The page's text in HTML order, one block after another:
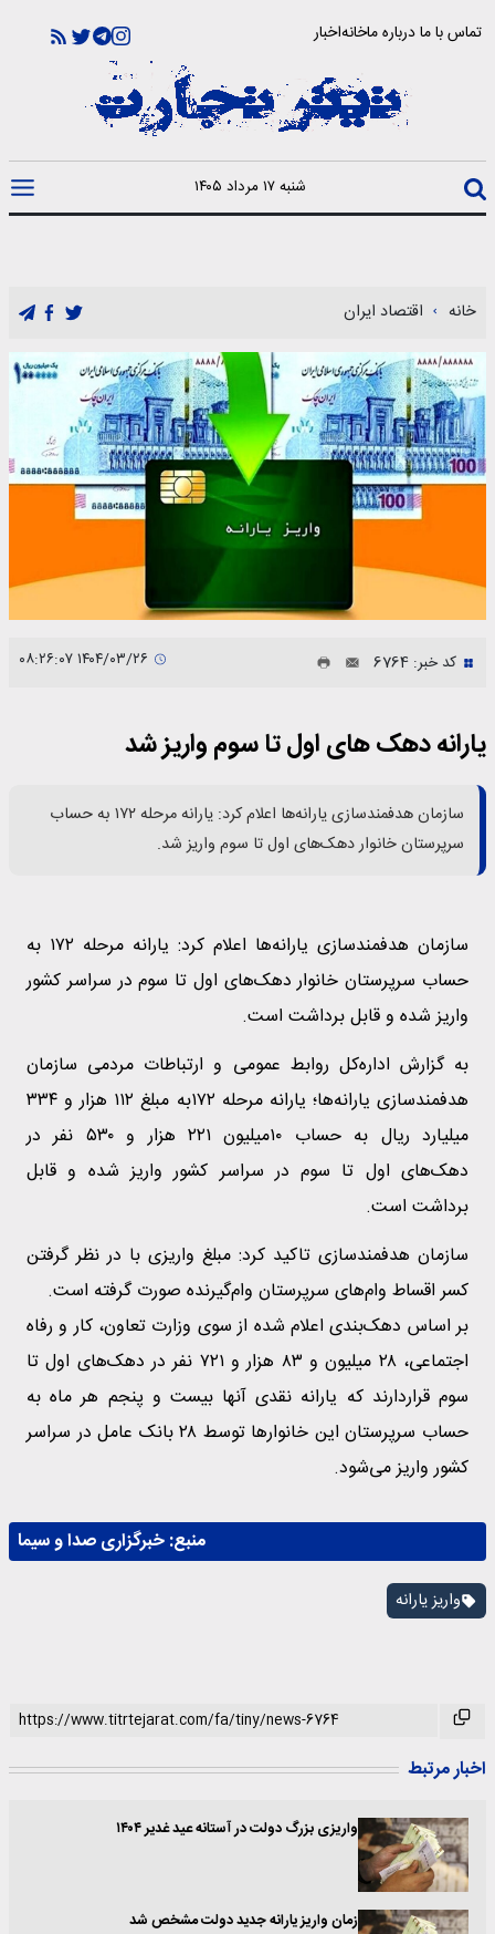
تماس با مادرباره ماخانهاخبار
شنبه ۱۷ مرداد ۱۴۰۵
خانه اقتصاد ایران
کد خبر: 6764
یارانه دهک های اول تا سوم واریز شد
سازمان هدفمندسازی یارانه‌ها اعلام کرد: یارانه مرحله ۱۷۲ به حساب
سرپرستان خانوار دهک‌های اول تا سوم واریز شد.
سازمان هدفمندسازی یارانه‌ها اعلام کرد: یارانه مرحله ۱۷۲ به
حساب سرپرستان خانوار دهک‌های اول تا سوم در سراسر کشور
واریز شده و قابل برداشت است.
به گزارش اداره‌کل روابط عمومی و ارتباطات مردمی سازمان
هدفمندسازی یارانه‌ها؛ یارانه مرحله ۱۷۲به مبلغ ۱۱۲ هزار و ۳۳۴
میلیارد ریال به حساب ۱۰میلیون ۲۲۱ هزار و ۵۳۰ نفر در
دهک‌های اول تا سوم در سراسر کشور واریز شده و قابل
برداشت است.
سازمان هدفمندسازی تاکید کرد: مبلغ واریزی با در نظر گرفتن
کسر اقساط وام‌های سرپرستان وام‌گیرنده صورت گرفته است.
بر اساس دهک‌بندی اعلام شده از سوی وزارت تعاون، کار و رفاه
اجتماعی، ۲۸ میلیون و ۸۳ هزار و ۷۲۱ نفر در دهک‌های اول تا
سوم قراردارند که یارانه نقدی آنها بیست و پنجم هر ماه به
حساب سرپرستان این خانوار‌ها توسط ٢٨ بانک عامل در سراسر
کشور واریز می‌شود.
منبع:خبرگزاری صدا و سیما
واریز یارانه
اخبار مرتبط
واریزی بزرگ دولت در آستانه عید غدیر ۱۴۰۴
زمان واریز یارانه جدید دولت مشخص شد